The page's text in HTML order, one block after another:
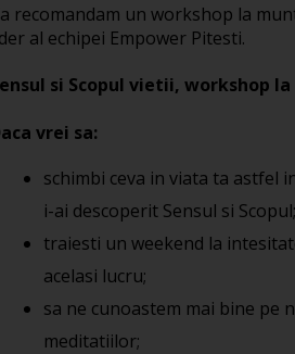
recomandam un workshop la
al echipei Empower Pitesti.
si Scopul vietii, workshop
vrei sa:
schimbi ceva in viata ta astfel
i-ai descoperit Sensul si Scopul;
traiesti un weekend la
acelasi lucru;
sa ne cunoastem mai bine pe
meditatiilor;